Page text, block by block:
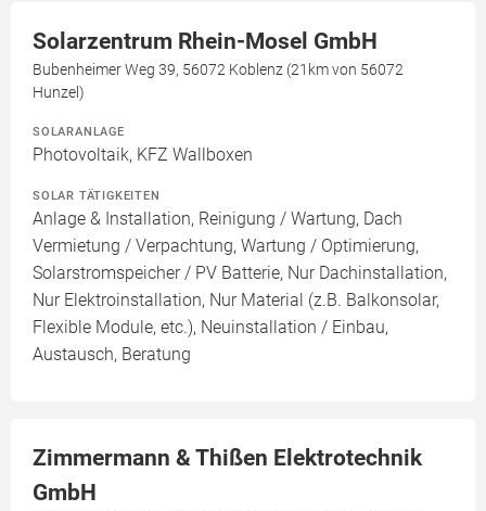
Solarzentrum Rhein-Mosel GmbH
Bubenheimer Weg 39, 56072 Koblenz (21km von 56072
Hunzel)
SOLARANLAGE
Photovoltaik, KFZ Wallboxen
SOLAR TÄTIGKEITEN
Anlage & Installation, Reinigung / Wartung, Dach
Vermietung / Verpachtung, Wartung / Optimierung,
Solarstromspeicher / PV Batterie, Nur Dachinstallation,
Nur Elektroinstallation, Nur Material (z.B. Balkonsolar,
Flexible Module, etc.), Neuinstallation / Einbau,
Austausch, Beratung
Zimmermann & Thißen Elektrotechnik
GmbH